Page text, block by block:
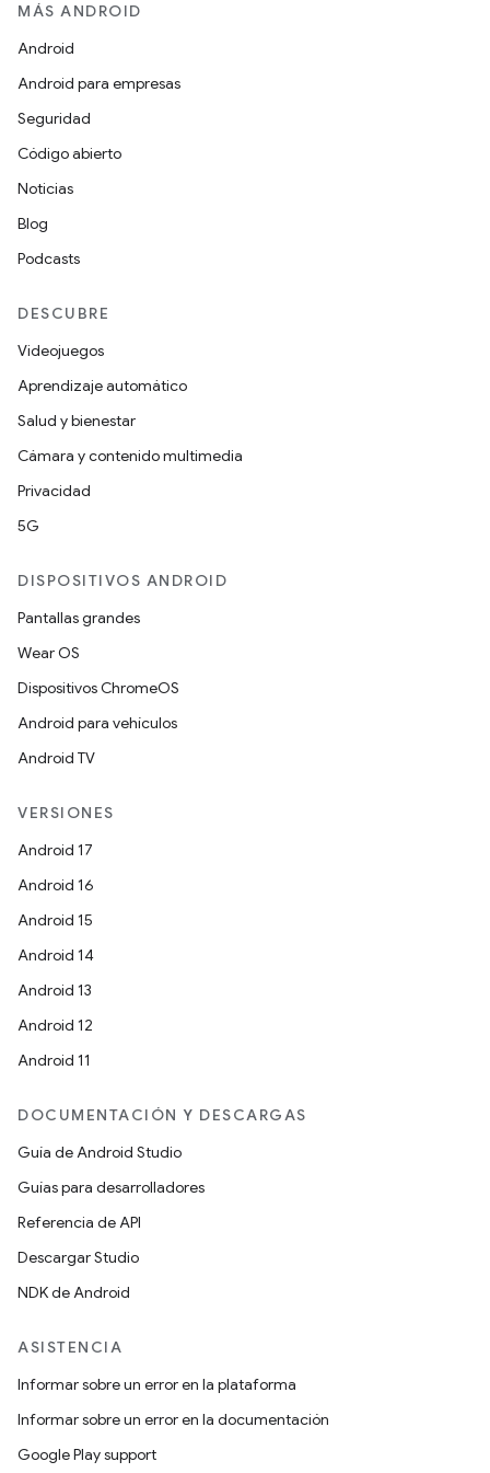
MÁS ANDROID
Android
Android para empresas
Seguridad
Código abierto
Noticias
Blog
Podcasts
DESCUBRE
Videojuegos
Aprendizaje automático
Salud y bienestar
Cámara y contenido multimedia
Privacidad
5G
DISPOSITIVOS ANDROID
Pantallas grandes
Wear OS
Dispositivos ChromeOS
Android para vehículos
Android TV
VERSIONES
Android 17
Android 16
Android 15
Android 14
Android 13
Android 12
Android 11
DOCUMENTACIÓN Y DESCARGAS
Guía de Android Studio
Guías para desarrolladores
Referencia de API
Descargar Studio
NDK de Android
ASISTENCIA
Informar sobre un error en la plataforma
Informar sobre un error en la documentación
Google Play support